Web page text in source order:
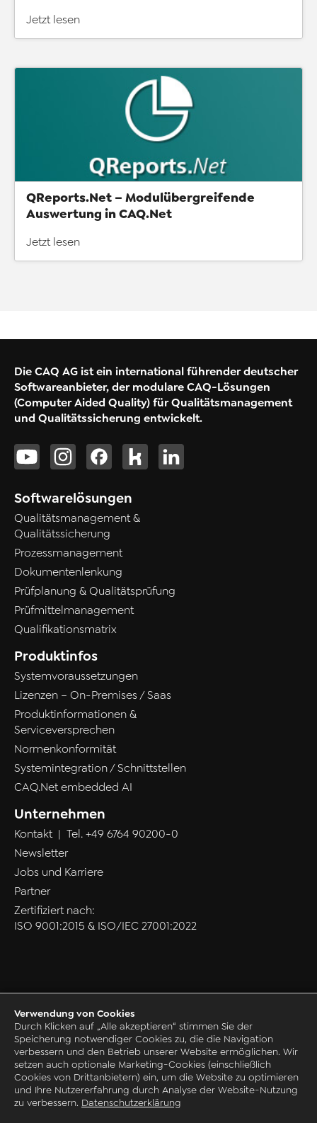
Jetzt lesen
QReports.Net – Modulübergreifende
Auswertung in CAQ.Net
Jetzt lesen
Die CAQ AG ist ein international führender deutscher
Softwareanbieter, der modulare CAQ-Lösungen
(Computer Aided Quality) für Qualitätsmanagement
und Qualitätssicherung entwickelt.
Softwarelösungen
Qualitätsmanagement &
Qualitätssicherung
Prozessmanagement
Dokumentenlenkung
Prüfplanung & Qualitätsprüfung
Prüfmittelmanagement
Qualifikationsmatrix
Produktinfos
Systemvoraussetzungen
Lizenzen – On-Premises / Saas
Produktinformationen &
Serviceversprechen
Normenkonformität
Systemintegration / Schnittstellen
CAQ.Net embedded AI
Unternehmen
Kontakt| Tel. +49 6764 90200-0
Newsletter
Jobs und Karriere
Partner
Zertifiziert nach:
ISO 9001:2015 & ISO/IEC 27001:2022
© 1993-2026 by CAQ AG Factory Systems
Grounding Page
Impressum
AGB
Datenschutz
Verwendung von Cookies
Durch Klicken auf „Alle akzeptieren“ stimmen Sie der
Speicherung notwendiger Cookies zu, die die Navigation
verbessern und den Betrieb unserer Website ermöglichen. Wir
setzen auch optionale Marketing-Cookies (einschließlich
Cookies von Drittanbietern) ein, um die Website zu optimieren
und Ihre Nutzererfahrung durch Analyse der Website-Nutzung
zu verbessern. Datenschutzerklärung